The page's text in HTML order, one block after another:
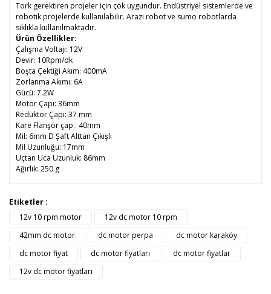
Tork gerektiren projeler için çok uygundur. Endüstriyel sistemlerde ve
robotik projelerde kullanılabilir. Arazi robot ve sumo robotlarda
sıklıkla kullanılmaktadır.
Ürün Özellikler:
Çalışma Voltajı: 12V
Devir: 10Rpm/dk
Boşta Çektiği Akım: 400mA
Zorlanma Akımı: 6A
Gücü: 7.2W
Motor Çapı: 36mm
Redüktör Çapı: 37 mm
Kare Flanşör çap : 40mm
Mil: 6mm D Şaft Alttan Çıkışlı
Mil Uzunluğu: 17mm
Uçtan Uca Uzunluk: 86mm
Ağırlık: 250 g
Bu ürüne ilk yorumu siz yapın!
Yorum Yaz
Bu ürünün fiyat bilgisi, resim, ürün açıklamalarında ve diğer
konularda yetersiz gördüğünüz noktaları öneri formunu
kullanarak tarafımıza iletebilirsiniz.
Görüş ve önerileriniz için teşekkür ederiz.
Etiketler :
12v 10 rpm motor
12v dc motor 10 rpm
42mm dc motor
dc motor perpa
dc motor karaköy
dc motor fiyat
dc motor fiyatları
dc motor fiyatlar
12v dc motor fiyatları